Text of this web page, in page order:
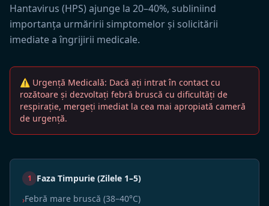
Hantavirus (HPS) ajunge la 20–40%, subliniind
importanța urmăririi simptomelor și solicitării
imediate a îngrijirii medicale.
⚠ Urgență Medicală: Dacă ați intrat în contact cu
rozătoare și dezvoltați febră bruscă cu dificultăți de
respirație, mergeți imediat la cea mai apropiată cameră
de urgență.
1
Faza Timpurie (Zilele 1–5)
›Febră mare bruscă (38–40°C)